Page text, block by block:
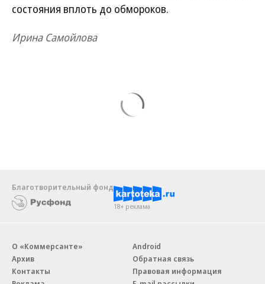
состояния вплоть до обмороков.
Ирина Самойлова
Благотворительный фонд
18+ реклама
О «Коммерсанте»
Архив
Контакты
Android
Обратная связь
Правовая информация